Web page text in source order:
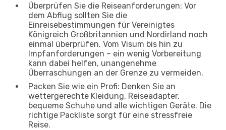
Überprüfen Sie die Reiseanforderungen: Vor
dem Abflug sollten Sie die
Einreisebestimmungen für Vereinigtes
Königreich Großbritannien und Nordirland noch
einmal überprüfen. Vom Visum bis hin zu
Impfanforderungen – ein wenig Vorbereitung
kann dabei helfen, unangenehme
Überraschungen an der Grenze zu vermeiden.
Packen Sie wie ein Profi: Denken Sie an
wettergerechte Kleidung, Reiseadapter,
bequeme Schuhe und alle wichtigen Geräte. Die
richtige Packliste sorgt für eine stressfreie
Reise.